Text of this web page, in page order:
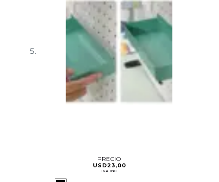
PRECIO
USD23,00
IVA INC.